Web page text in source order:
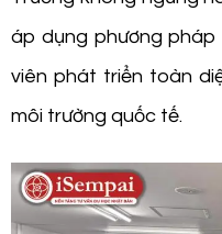
áp dụng phương
viên phát triển toàn
môi trường quốc tế.